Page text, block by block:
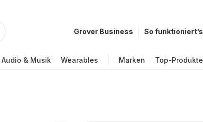
Grover Business So funktioniert’s
Audio & Musik Wearables Marken Top-Produkte